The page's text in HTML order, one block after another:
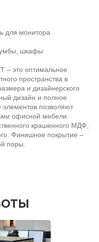
для монитора
шкафы
– это оптимальное
пространства в
и дизайнерского
дизайн и полное
элементов позволяют
офисной мебели.
крашенного МДФ,
Финишное покрытие –
поры.